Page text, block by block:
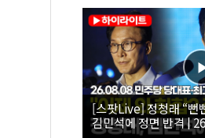
[스팟Live] 정청래 “뻔
김민석에 정면 반격 |